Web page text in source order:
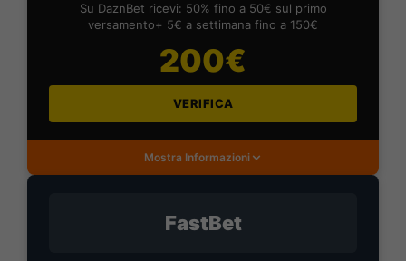
Su DaznBet ricevi: 50% fino a 50€ sul primo
versamento+ 5€ a settimana fino a 150€
200€
VERIFICA
Mostra Informazioni
FastBet